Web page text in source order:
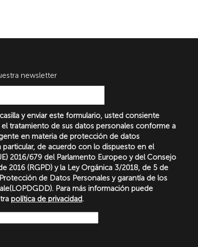
newsletter
y enviar este formulario, usted consiente
tratamiento de sus datos personales conforme a
en materia de protección de datos
particular, de acuerdo con lo dispuesto en el
2016/679 del Parlamento Europeo y del Consejo
2016 (RGPD) y la Ley Orgánica 3/2018, de 5 de
de Datos Personales y garantía de los
Para más información puede
política de privacidad.